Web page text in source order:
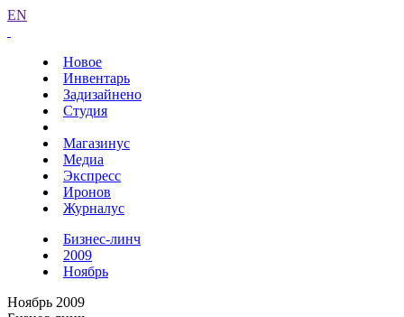
EN
Новое
Инвентарь
Задизайнено
Студия
Магазинус
Медиа
Экспресс
Иронов
Журналус
Бизнес-линч
2009
Ноябрь
Ноябрь 2009